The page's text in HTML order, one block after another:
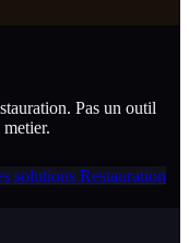
. Pas un outil
solutions Restauration